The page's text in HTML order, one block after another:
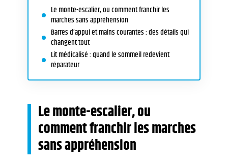
Le monte-escalier, ou comment franchir les
marches sans appréhension
Barres d’appui et mains courantes : des détails qui
changent tout
Lit médicalisé : quand le sommeil redevient
réparateur
Le monte-escalier, ou
comment franchir les marches
sans appréhension